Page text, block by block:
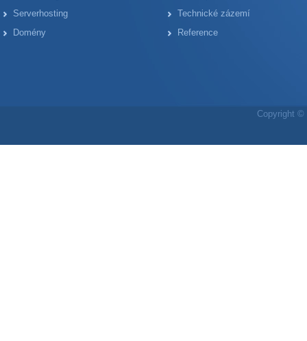
Serverhosting
Domény
Technické zázemí
Reference
Copyright ©